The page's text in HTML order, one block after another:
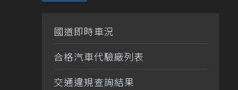
國道即時車況
合格汽車代驗廠列表
交通違規查詢結果